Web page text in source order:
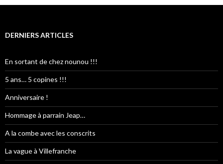
DERNIERS ARTICLES
En sortant de chez nounou !!!
5 ans… 5 copines !!!
Anniversaire !
Hommage à parrain Jeap…
A la combe avec les conscrits
La vague à Villefranche